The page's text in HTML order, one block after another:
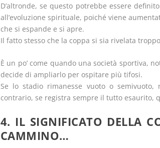
D’altronde, se questo potrebbe essere
all’evoluzione spirituale, poiché viene
che si espande e si apre.
Il fatto stesso che la coppa si sia rivelata
È un po’ come quando una società sportiva,
decide di ampliarlo per ospitare più tifosi.
Se lo stadio rimanesse vuoto o
contrario, se registra sempre il tutto esaurito,
4. IL SIGNIFICATO DELLA
CAMMINO…